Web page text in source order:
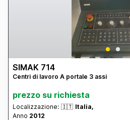
SIMAK 714
Centri di lavoro A portale 3 assi
prezzo su richiesta
Localizzazione: 🇮🇹 Italia,
Anno 2012